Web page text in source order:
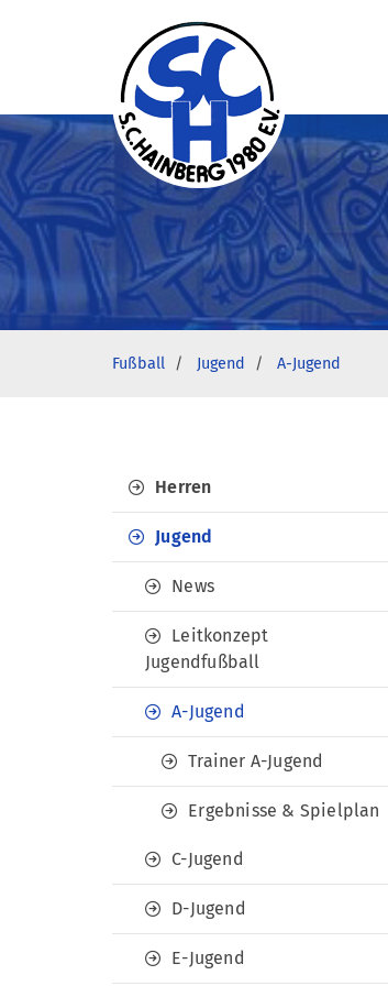
Fußball Jugend A-Jugend
Herren
Jugend
News
Leitkonzept
Jugendfußball
A-Jugend
Trainer A-Jugend
Ergebnisse & Spielplan
C-Jugend
D-Jugend
E-Jugend